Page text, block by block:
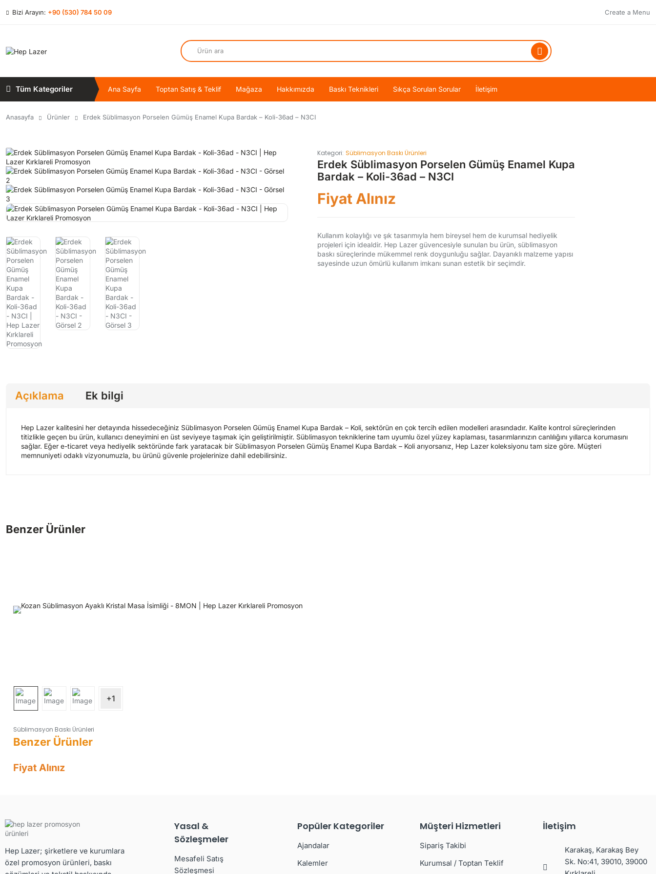
Bizi Arayın: +90 (530) 784 50 09 Create a Menu
Tüm Kategoriler Ana Sayfa Toptan Satış & Teklif Mağaza Hakkımızda Baskı Teknikleri Sıkça Sorulan Sorular İletişim
Anasayfa Ürünler Erdek Süblimasyon Porselen Gümüş Enamel Kupa Bardak – Koli-36ad – N3CI
Kategori: Süblimasyon Baskı Ürünleri
Erdek Süblimasyon Porselen Gümüş Enamel Kupa
Bardak – Koli-36ad – N3CI
Fiyat Alınız
Kullanım kolaylığı ve şık tasarımıyla hem bireysel hem de kurumsal hediyelik
projeleri için idealdir. Hep Lazer güvencesiyle sunulan bu ürün, süblimasyon
baskı süreçlerinde mükemmel renk doygunluğu sağlar. Dayanıklı malzeme yapısı
sayesinde uzun ömürlü kullanım imkanı sunan estetik bir seçimdir.
Açıklama Ek bilgi
Hep Lazer kalitesini her detayında hissedeceğiniz Süblimasyon Porselen Gümüş Enamel Kupa Bardak – Koli, sektörün en çok tercih edilen modelleri arasındadır. Kalite kontrol süreçlerinden
titizlikle geçen bu ürün, kullanıcı deneyimini en üst seviyeye taşımak için geliştirilmiştir. Süblimasyon tekniklerine tam uyumlu özel yüzey kaplaması, tasarımlarınızın canlılığını yıllarca korumasını
sağlar. Eğer e-ticaret veya hediyelik sektöründe fark yaratacak bir Süblimasyon Porselen Gümüş Enamel Kupa Bardak – Koli arıyorsanız, Hep Lazer koleksiyonu tam size göre. Müşteri
memnuniyeti odaklı vizyonumuzla, bu ürünü güvenle projelerinize dahil edebilirsiniz.
+1
Süblimasyon Baskı Ürünleri
Fiyat Alınız
Hep Lazer; şirketlere ve kurumlara
özel promosyon ürünleri, baskı
Yasal &
Sözleşmeler
Mesafeli Satış
Sözleşmesi
Popüler Kategoriler
Ajandalar
Kalemler
Müşteri Hizmetleri
Sipariş Takibi
Kurumsal / Toptan Teklif
İletişim
Karakaş, Karakaş Bey
Sk. No:41, 39010, 39000